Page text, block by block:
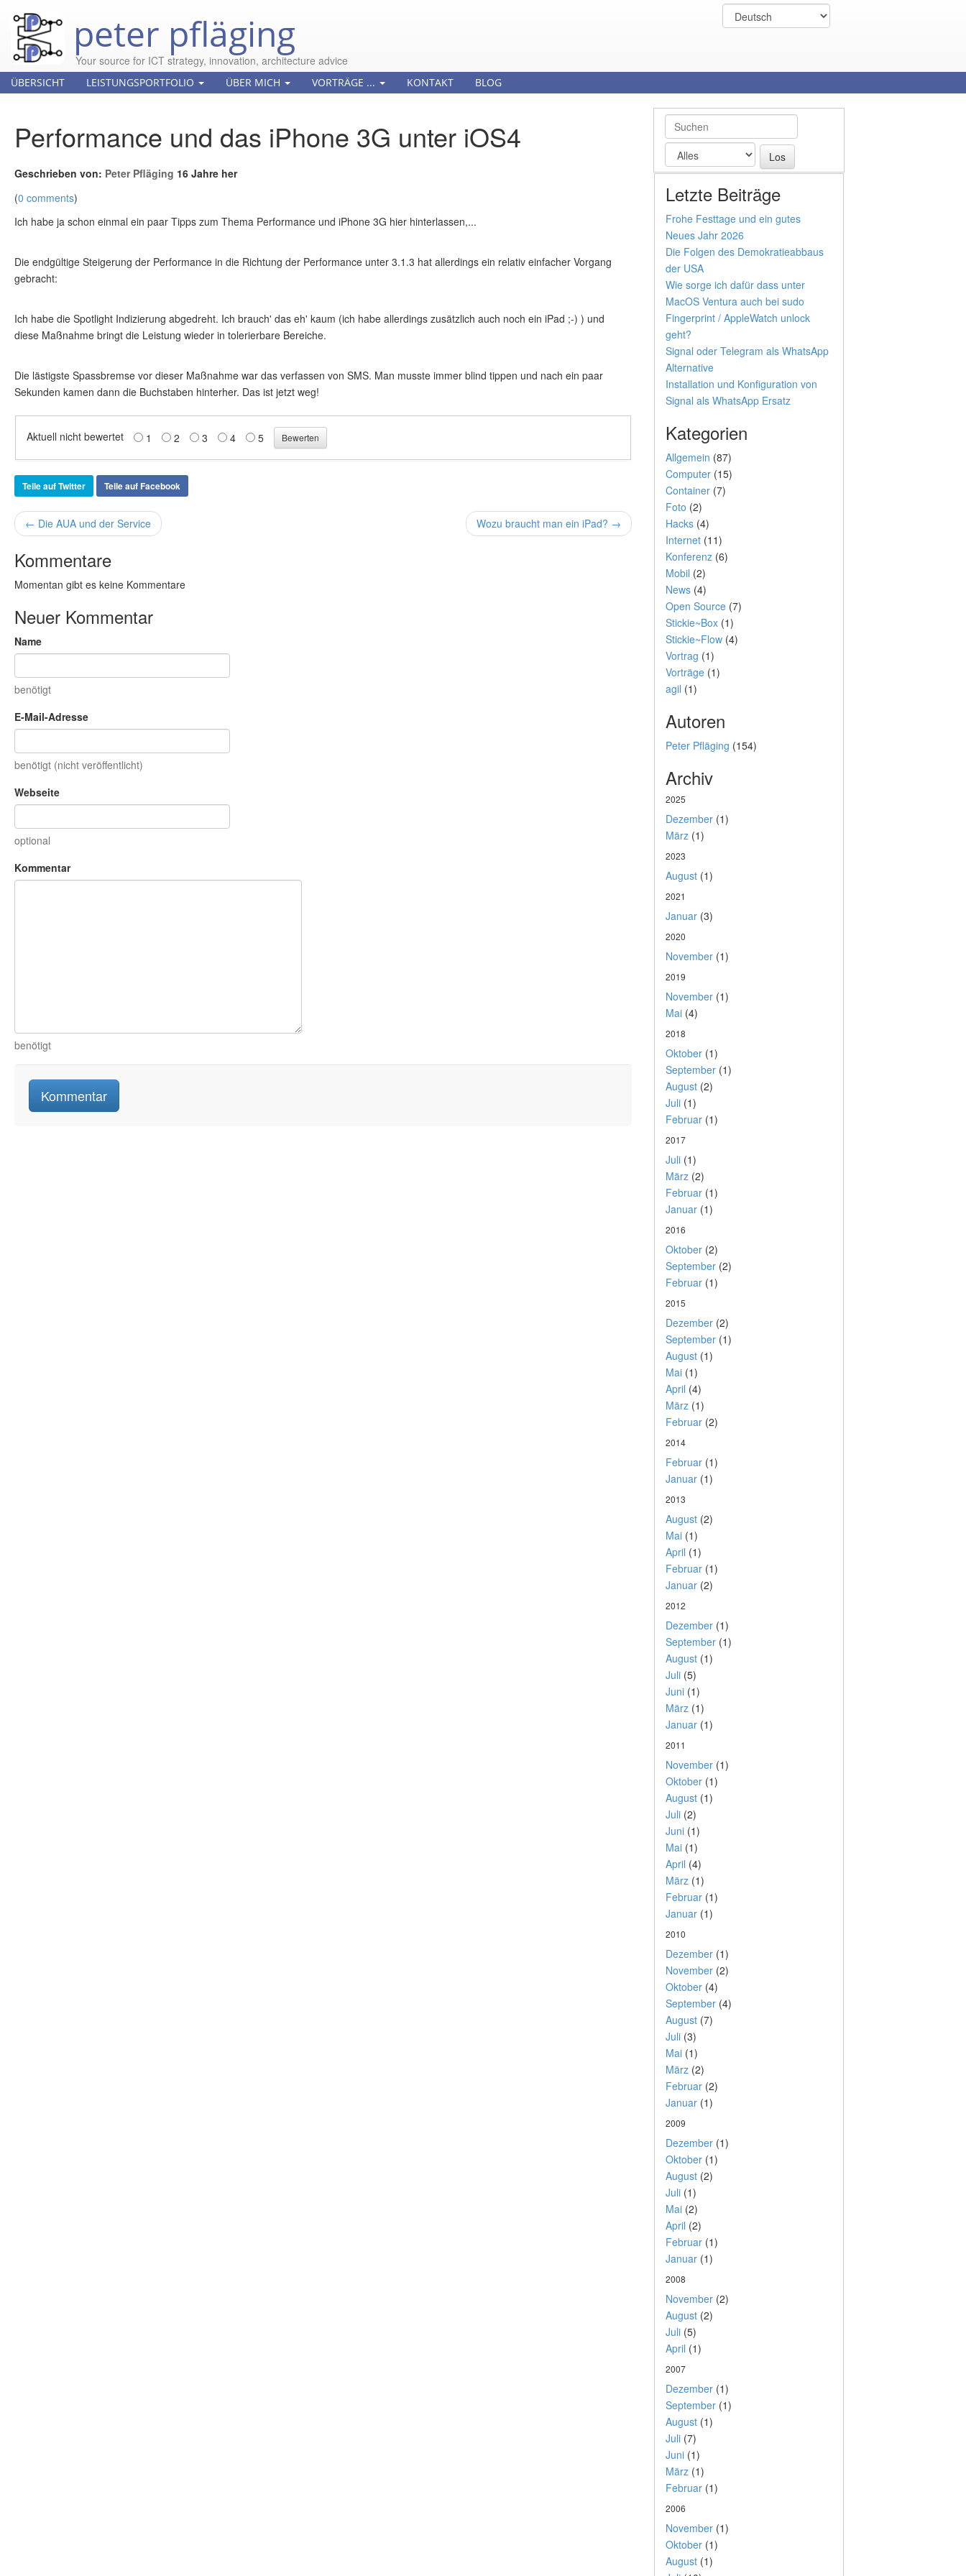
peter pfläging
Your source for ICT strategy, innovation, architecture advice
ÜBERSICHT LEISTUNGSPORTFOLIO ÜBER MICH VORTRÄGE ... KONTAKT BLOG
Performance und das iPhone 3G unter iOS4
Geschrieben von: Peter Pfläging 16 Jahre her
(0 comments)
Ich habe ja schon einmal ein paar Tipps zum Thema Performance und iPhone 3G hier hinterlassen,...
Die endgültige Steigerung der Performance in die Richtung der Performance unter 3.1.3 hat allerdings ein relativ einfacher Vorgang
gebracht:
Ich habe die Spotlight Indizierung abgedreht. Ich brauch' das eh' kaum (ich habe allerdings zusätzlich auch noch ein iPad ;-) ) und
diese Maßnahme bringt die Leistung wieder in tolerierbare Bereiche.
Die lästigste Spassbremse vor dieser Maßnahme war das verfassen von SMS. Man musste immer blind tippen und nach ein paar
Sekunden kamen dann die Buchstaben hinterher. Das ist jetzt weg!
Aktuell nicht bewertet 1 2 3 4 5
Teile auf Twitter Teile auf Facebook
← Die AUA und der Service Wozu braucht man ein iPad? →
Kommentare
Momentan gibt es keine Kommentare
Neuer Kommentar
Name
benötigt
E-Mail-Adresse
benötigt (nicht veröffentlicht)
Webseite
optional
Kommentar
benötigt
Letzte Beiträge
Frohe Festtage und ein gutes
Neues Jahr 2026
Die Folgen des Demokratieabbaus
der USA
Wie sorge ich dafür dass unter
MacOS Ventura auch bei sudo
Fingerprint / AppleWatch unlock
geht?
Signal oder Telegram als WhatsApp
Alternative
Installation und Konfiguration von
Signal als WhatsApp Ersatz
Kategorien
Allgemein (87)
Computer(15)
Container(7)
Foto (2)
Hacks(4)
Internet(11)
Konferenz(6)
Mobil (2)
News(4)
Open Source(7)
Stickie~Box(1)
Stickie~Flow(4)
Vortrag (1)
Vorträge(1)
agil (1)
Autoren
Peter Pfläging (154)
Archiv
2025
Dezember(1)
März(1)
2023
August(1)
2021
Januar(3)
2020
November(1)
2019
November(1)
Mai(4)
2018
Oktober(1)
September(1)
August(2)
Juli(1)
Februar(1)
2017
Juli(1)
März(2)
Februar(1)
Januar(1)
2016
Oktober(2)
September(2)
Februar(1)
2015
Dezember(2)
September(1)
August(1)
Mai(1)
April (4)
März(1)
Februar(2)
2014
Februar(1)
Januar(1)
2013
August(2)
Mai(1)
April (1)
Februar(1)
Januar(2)
2012
Dezember(1)
September(1)
August(1)
Juli(5)
Juni(1)
März(1)
Januar(1)
2011
November(1)
Oktober(1)
August(1)
Juli(2)
Juni(1)
Mai(1)
April (4)
März(1)
Februar(1)
Januar(1)
2010
Dezember(1)
November(2)
Oktober(4)
September(4)
August(7)
Juli(3)
Mai(1)
März(2)
Februar(2)
Januar(1)
2009
Dezember(1)
Oktober(1)
August(2)
Juli(1)
Mai(2)
April (2)
Februar(1)
Januar(1)
2008
November(2)
August(2)
Juli(5)
April (1)
2007
Dezember(1)
September(1)
August(1)
Juli(7)
Juni(1)
März(1)
Februar(1)
2006
November(1)
Oktober(1)
August(1)